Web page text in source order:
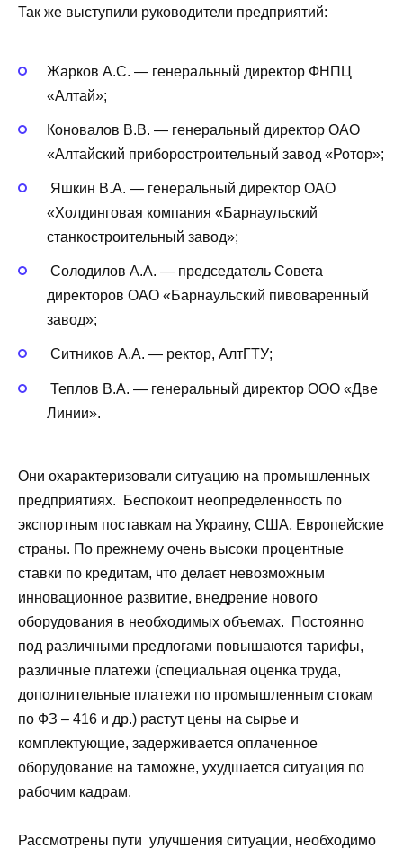
Так же выступили руководители предприятий:
Жарков А.С. — генеральный директор ФНПЦ
«Алтай»;
Коновалов В.В. — генеральный директор ОАО
«Алтайский приборостроительный завод «Ротор»;
Яшкин В.А. — генеральный директор ОАО
«Холдинговая компания «Барнаульский
станкостроительный завод»;
Солодилов А.А. — председатель Совета
директоров ОАО «Барнаульский пивоваренный
завод»;
Ситников А.А. — ректор, АлтГТУ;
Теплов В.А. — генеральный директор ООО «Две
Линии».
Они охарактеризовали ситуацию на промышленных
предприятиях. Беспокоит неопределенность по
экспортным поставкам на Украину, США, Европейские
страны. По прежнему очень высоки процентные
ставки по кредитам, что делает невозможным
инновационное развитие, внедрение нового
оборудования в необходимых объемах. Постоянно
под различными предлогами повышаются тарифы,
различные платежи (специальная оценка труда,
дополнительные платежи по промышленным стокам
по ФЗ – 416 и др.) растут цены на сырье и
комплектующие, задерживается оплаченное
оборудование на таможне, ухудшается ситуация по
рабочим кадрам.
Рассмотрены пути улучшения ситуации, необходимо